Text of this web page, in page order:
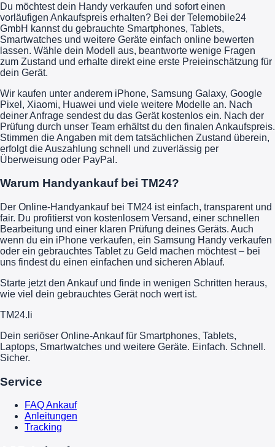
Du möchtest dein Handy verkaufen und sofort einen
vorläufigen Ankaufspreis erhalten? Bei der Telemobile24
GmbH kannst du gebrauchte Smartphones, Tablets,
Smartwatches und weitere Geräte einfach online bewerten
lassen. Wähle dein Modell aus, beantworte wenige Fragen
zum Zustand und erhalte direkt eine erste Preieinschätzung für
dein Gerät.
Wir kaufen unter anderem iPhone, Samsung Galaxy, Google
Pixel, Xiaomi, Huawei und viele weitere Modelle an. Nach
deiner Anfrage sendest du das Gerät kostenlos ein. Nach der
Prüfung durch unser Team erhältst du den finalen Ankaufspreis.
Stimmen die Angaben mit dem tatsächlichen Zustand überein,
erfolgt die Auszahlung schnell und zuverlässig per
Überweisung oder PayPal.
Warum Handyankauf bei TM24?
Der Online-Handyankauf bei TM24 ist einfach, transparent und
fair. Du profitierst von kostenlosem Versand, einer schnellen
Bearbeitung und einer klaren Prüfung deines Geräts. Auch
wenn du ein iPhone verkaufen, ein Samsung Handy verkaufen
oder ein gebrauchtes Tablet zu Geld machen möchtest – bei
uns findest du einen einfachen und sicheren Ablauf.
Starte jetzt den Ankauf und finde in wenigen Schritten heraus,
wie viel dein gebrauchtes Gerät noch wert ist.
TM24.li
Dein seriöser Online-Ankauf für Smartphones, Tablets,
Laptops, Smartwatches und weitere Geräte. Einfach. Schnell.
Sicher.
Service
FAQ Ankauf
Anleitungen
Tracking